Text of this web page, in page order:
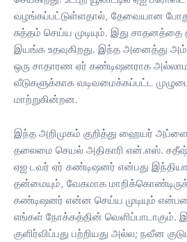
வழங்கப்பட்டுள்ளதால், தேவையான
சுத்தம் செய்ய முடியும். இது சாதனத்தை
இயங்க உதவுகிறது. இந்த அனைத்து
ஒரு சாதாரண ஏர் கண்டிஷனராக
வீடுகளுக்காக வடிவமைக்கப்பட்ட
மாற்றுகின்றன.
இந்த அறிமுகம் குறித்து ஹையர்
தலைமை செயல் அதிகாரி என்.எஸ். சதீஷ்
ஏஐ டவர் ஏர் கண்டிஷனர் என்பது
தன்மையும், வேகமாக
கண்டிஷனர் என்ன செய்ய முடியும்
எங்கள் நோக்கத்தின் வெளிப்பாடாகும்.
குளிர்விப்பது பற்றியது அல்ல; நவீன